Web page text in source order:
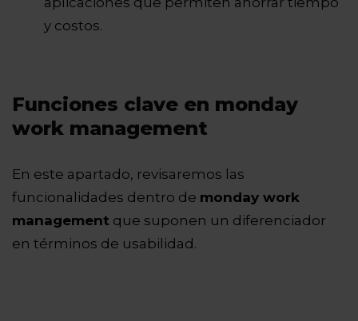
y costos.
Funciones clave en monday
work management
En este apartado, revisaremos las
funcionalidades dentro de monday work
management que suponen un diferenciador
en términos de usabilidad.